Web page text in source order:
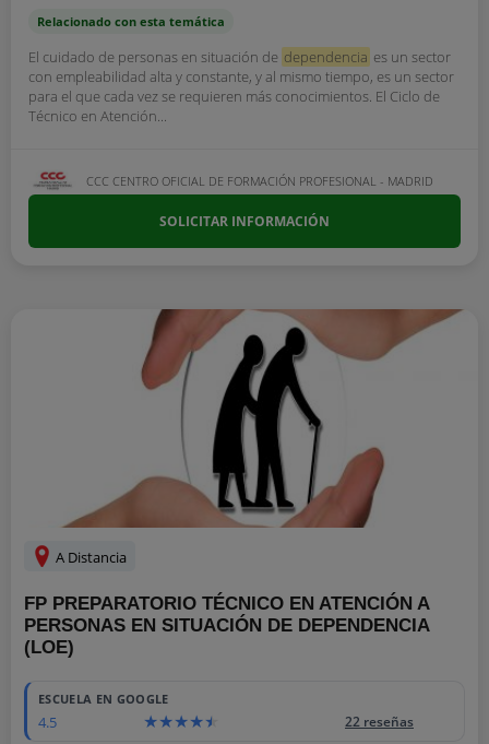
Relacionado con esta temática
El cuidado de personas en situación de dependencia es un sector
con empleabilidad alta y constante, y al mismo tiempo, es un sector
para el que cada vez se requieren más conocimientos. El Ciclo de
Técnico en Atención...
CCC CENTRO OFICIAL DE FORMACIÓN PROFESIONAL - MADRID
SOLICITAR INFORMACIÓN
A Distancia
FP PREPARATORIO TÉCNICO EN ATENCIÓN A
PERSONAS EN SITUACIÓN DE DEPENDENCIA
(LOE)
ESCUELA EN GOOGLE
4.5 22 reseñas